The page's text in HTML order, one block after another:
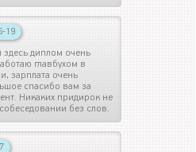
19
диплом очень
главбухом в
зарплата очень
спасибо вам за
Никаких придирок не
без слов.